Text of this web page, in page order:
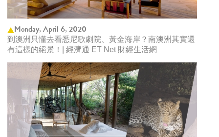
Monday, April 6, 2020
到澳洲只懂去看悉尼歌劇院、黃金海岸？南澳洲其實還
有這樣的絕景！| 經濟通 ET Net 財經生活網